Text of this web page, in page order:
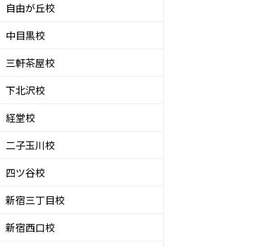
自由が丘校
中目黒校
三軒茶屋校
下北沢校
経堂校
二子玉川校
四ツ谷校
新宿三丁目校
新宿西口校